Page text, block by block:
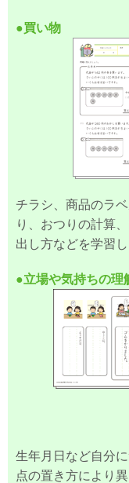
●買い物
チラシ、商品のラ
り、おつりの計算
出し方などを学習し
●立場や気持ちの理
生年月日など自分
点の置き方により